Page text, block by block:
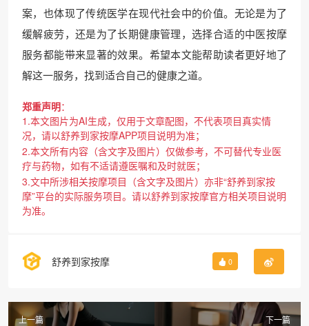
案，也体现了传统医学在现代社会中的价值。无论是为了
缓解疲劳，还是为了长期健康管理，选择合适的中医按摩
服务都能带来显著的效果。希望本文能帮助读者更好地了
解这一服务，找到适合自己的健康之道。
郑重声明：
1.本文图片为AI生成，仅用于文章配图，不代表项目真实情
况，请以舒养到家按摩APP项目说明为准；
2.本文所有内容（含文字及图片）仅做参考，不可替代专业医
疗与药物，如有不适请遵医嘱和及时就医；
3.文中所涉相关按摩项目（含文字及图片）亦非“舒养到家按
摩”平台的实际服务项目。请以舒养到家按摩官方相关项目说明
为准。
舒养到家按摩 0
上一篇
下一篇